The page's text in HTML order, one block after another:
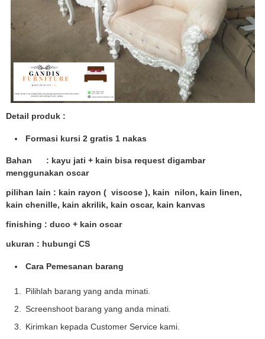
Detail produk :
Formasi kursi 2 gratis 1 nakas
Bahan : kayu jati + kain bisa request digambar
menggunakan oscar
pilihan lain : kain rayon ( viscose ), kain nilon, kain linen,
kain chenille, kain akrilik, kain oscar, kain kanvas
finishing : duco + kain oscar
ukuran : hubungi CS
Cara Pemesanan barang
Pilihlah barang yang anda minati.
Screenshoot barang yang anda minati.
Kirimkan kepada Customer Service kami.